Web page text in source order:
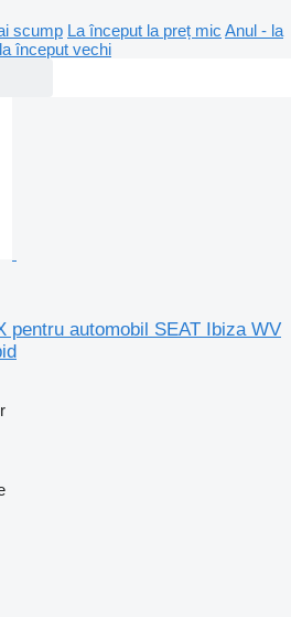
scump La început la preț mic Anul - la
început vechi
pentru automobil SEAT Ibiza WV